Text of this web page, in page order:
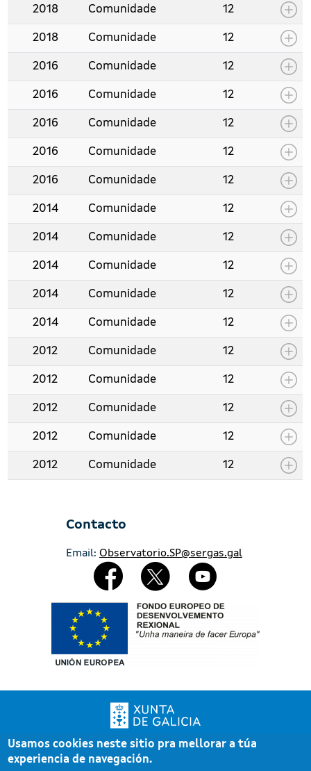
2018 Comunidade 12
2018 Comunidade 12
2016 Comunidade 12
2016 Comunidade 12
2016 Comunidade 12
2016 Comunidade 12
2016 Comunidade 12
2014 Comunidade 12
2014 Comunidade 12
2014 Comunidade 12
2014 Comunidade 12
2014 Comunidade 12
2012 Comunidade 12
2012 Comunidade 12
2012 Comunidade 12
2012 Comunidade 12
2012 Comunidade 12
Contacto
Email: Observatorio.SP@sergas.gal
Redes Sociales
Xunta de Galicia. Información mantida e publicada pola Xunta de Galicia
Pé Atención á cidadanía
Usamos cookies neste sitio pra mellorar a túa
experiencia de navegación.